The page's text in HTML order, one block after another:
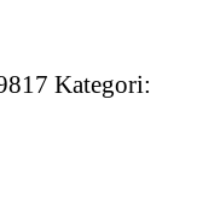
Kategori: